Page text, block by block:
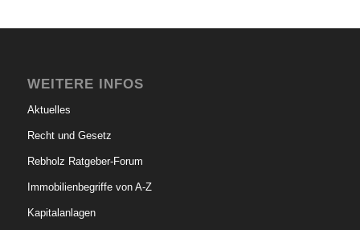
WEITERE INFOS
Aktuelles
Recht und Gesetz
Rebholz Ratgeber-Forum
Immobilienbegriffe von A-Z
Kapitalanlagen